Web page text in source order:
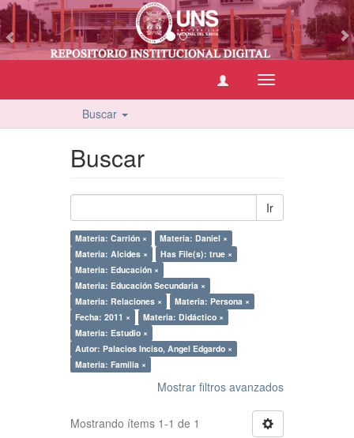
Cambiar
navegación
Buscar
Buscar
Ir
Materia: Carrión ×
Materia: Daniel ×
Materia: Alcides ×
Has File(s): true ×
Materia: Educación ×
Materia: Educación Secundaria ×
Materia: Relaciones ×
Materia: Persona ×
Fecha: 2011 ×
Materia: Didáctico ×
Materia: Estudio ×
Autor: Palacios Inciso, Angel Edgardo ×
Materia: Familia ×
Mostrar filtros avanzados
Mostrando ítems 1-1 de 1